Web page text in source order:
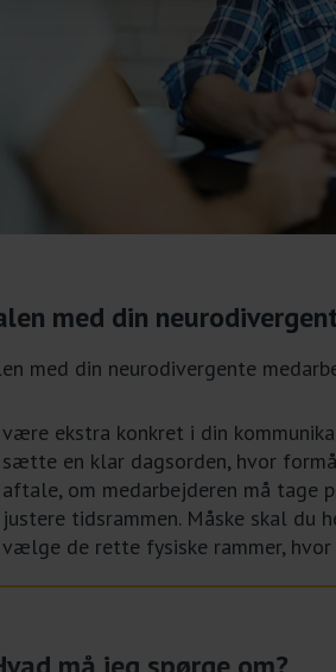
med din
med din neurodivergente
ekstra konkret i din
en klar dagsorden, hvor
om medarbejderen må tage
tidsrammen. Måske skal du
de rette fysiske rammer,